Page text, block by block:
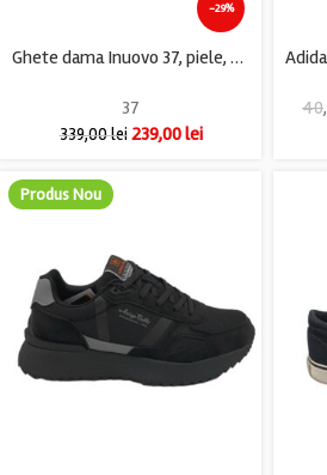
-29%
Ghete dama Inuovo 37, piele, material textil, negru
37
339,00lei 239,00lei
40,
Produs Nou